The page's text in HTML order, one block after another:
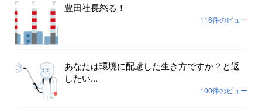
豊田社長怒る！
116件のビュー
あなたは環境に配慮した生き方ですか？と返
したい...
100件のビュー